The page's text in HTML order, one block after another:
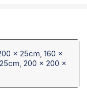
x 25cm, 160 x
, 200 x 200 x